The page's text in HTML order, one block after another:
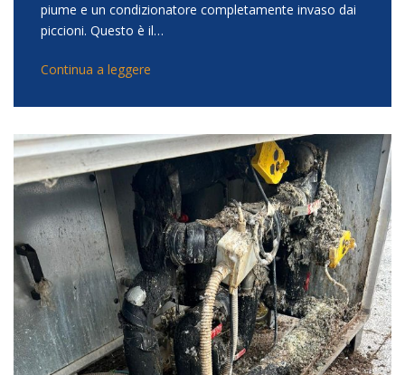
piume e un condizionatore completamente invaso dai
piccioni. Questo è il…
Continua a leggere